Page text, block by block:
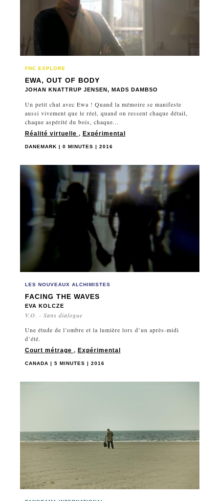
FNC EXPLORE
EWA, OUT OF BODY
JOHAN KNATTRUP JENSEN, MADS DAMBSO
Un petit chat avec Ewa ! Quand la mémoire se manifeste
aussi vivement que le réel, quand on ressent chaque détail,
chaque aspérité du bois, chaque...
Réalité virtuelle , Expérimental
DANEMARK | 0 MINUTES | 2016
LES NOUVEAUX ALCHIMISTES
FACING THE WAVES
EVA KOLCZE
V.O. - Sans dialogue
Une étude de l’ombre et la lumière lors d’un après-midi
d’été.
Court métrage , Expérimental
CANADA | 5 MINUTES | 2016